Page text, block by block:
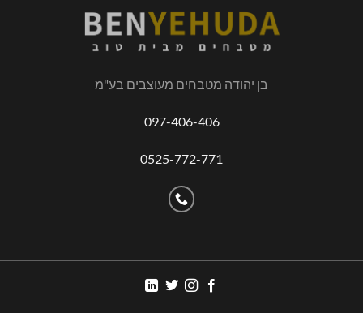
בן יהודה מטבחים מעוצבים בע"מ
097-406-406
0525-772-771